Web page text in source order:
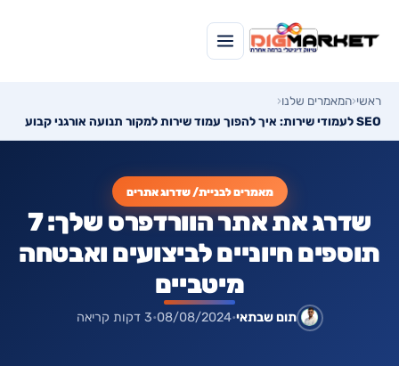
ראשי‹המאמרים שלנו‹
SEO לעמודי שירות: איך להפוך עמוד שירות למקור תנועה אורגני קבוע
מאמרים לבניית/ שדרוג אתרים
שדרג את אתר הוורדפרס שלך: 7
תוספים חיוניים לביצועים ואבטחה
מיטביים
תום שבתאי•
08/08/2024
•3 דקות קריאה